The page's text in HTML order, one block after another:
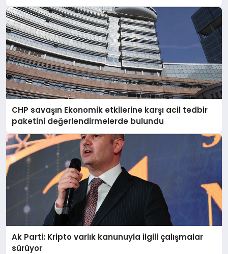
CHP savaşın Ekonomik etkilerine karşı acil tedbir
paketini değerlendirmelerde bulundu
Ak Parti: Kripto varlık kanunuyla ilgili çalışmalar
sürüyor